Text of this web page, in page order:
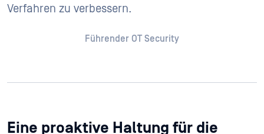
Verfahren zu verbessern.
Führender OT Security
Eine proaktive Haltung für die